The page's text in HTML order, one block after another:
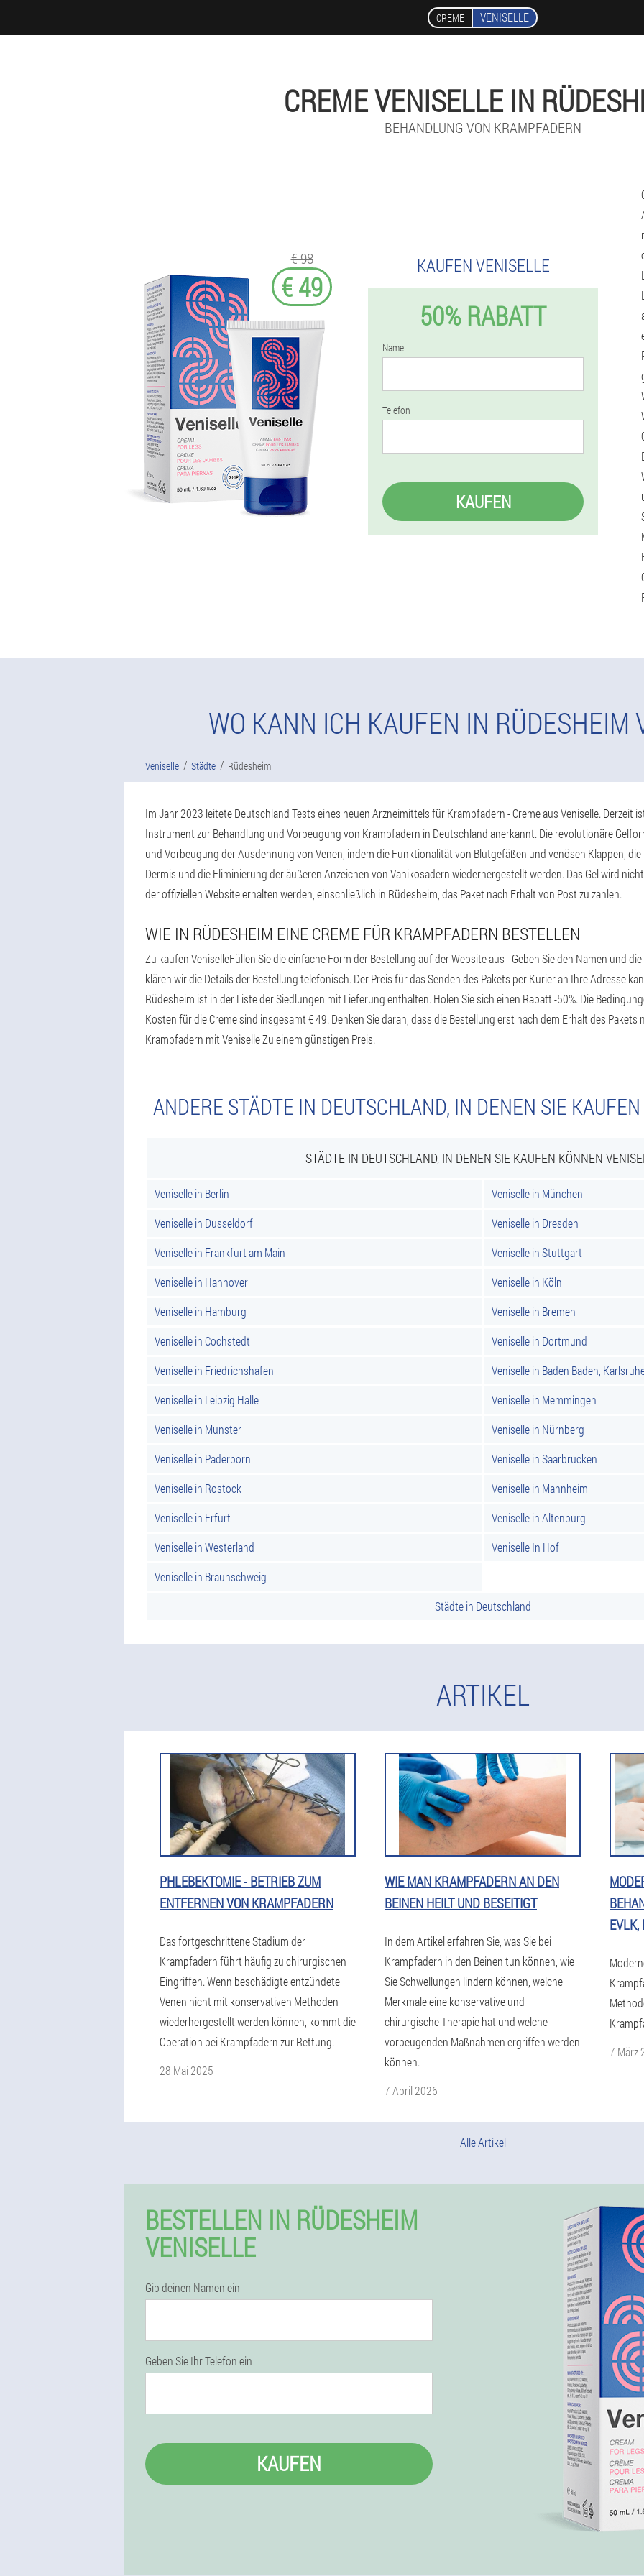
CREME VENISELLE
CREME VENISELLE IN
BEHANDLUNG VON KRAMPFADERN
€ 98
€ 49
KAUFEN VENISELLE
50% RABATT
Name
Telefon
KAUFEN
WO KANN ICH KAUFEN IN RÜDESHEIM
Veniselle Städte Rüdesheim
Im Jahr 2023 leitete Deutschland Tests eines neuen Arzneimittels für Krampfadern - Creme aus Veniselle. Derzeit
Instrument zur Behandlung und Vorbeugung von Krampfadern in Deutschland anerkannt. Die revolutionäre
und Vorbeugung der Ausdehnung von Venen, indem die Funktionalität von Blutgefäßen und venösen Klappen,
Dermis und die Eliminierung der äußeren Anzeichen von Vanikosadern wiederhergestellt werden. Das Gel wird
der offiziellen Website erhalten werden, einschließlich in Rüdesheim, das Paket nach Erhalt von Post zu zahlen.
WIE IN RÜDESHEIM EINE CREME FÜR KRAMPFADERN BESTELLEN
Zu kaufen VeniselleFüllen Sie die einfache Form der Bestellung auf der Website aus - Geben Sie den Namen und
klären wir die Details der Bestellung telefonisch. Der Preis für das Senden des Pakets per Kurier an Ihre Adresse
Rüdesheim ist in der Liste der Siedlungen mit Lieferung enthalten. Holen Sie sich einen Rabatt -50%. Die
Kosten für die Creme sind insgesamt € 49. Denken Sie daran, dass die Bestellung erst nach dem Erhalt des
Krampfadern mit Veniselle Zu einem günstigen Preis.
ANDERE STÄDTE IN DEUTSCHLAND, IN DENEN SIE
STÄDTE IN DEUTSCHLAND, IN DENEN SIE KAUFEN KÖNNEN
Veniselle in Berlin
Veniselle in München
Veniselle in Dusseldorf
Veniselle in Dresden
Veniselle in Frankfurt am Main
Veniselle in Stuttgart
Veniselle in Hannover
Veniselle in Köln
Veniselle in Hamburg
Veniselle in Bremen
Veniselle in Cochstedt
Veniselle in Dortmund
Veniselle in Friedrichshafen
Veniselle in Baden Baden,
Veniselle in Leipzig Halle
Veniselle in Memmingen
Veniselle in Munster
Veniselle in Nürnberg
Veniselle in Paderborn
Veniselle in Saarbrucken
Veniselle in Rostock
Veniselle in Mannheim
Veniselle in Erfurt
Veniselle in Altenburg
Veniselle in Westerland
Veniselle In Hof
Veniselle in Braunschweig
Städte in Deutschland
ARTIKEL
PHLEBEKTOMIE - BETRIEB ZUM
ENTFERNEN VON KRAMPFADERN
Das fortgeschrittene Stadium der
Krampfadern führt häufig zu chirurgischen
Eingriffen. Wenn beschädigte entzündete
Venen nicht mit konservativen Methoden
wiederhergestellt werden können, kommt die
Operation bei Krampfadern zur Rettung.
28 Mai 2025
WIE MAN KRAMPFADERN AN DEN
BEINEN HEILT UND BESEITIGT
In dem Artikel erfahren Sie, was Sie bei
Krampfadern in den Beinen tun können, wie
Sie Schwellungen lindern können, welche
Merkmale eine konservative und
chirurgische Therapie hat und welche
vorbeugenden Maßnahmen ergriffen werden
können.
7 April 2026
EVLK,
7 März
Alle Artikel
BESTELLEN IN RÜDESHEIM
VENISELLE
Gib deinen Namen ein
Geben Sie Ihr Telefon ein
KAUFEN